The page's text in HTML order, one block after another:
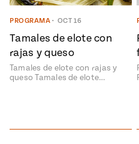
Postres
Clásicos
Mexicanos
PROGRAMA • OCT 16
Tamales de elote con
rajas y queso
Tamales de elote con rajas y
queso Tamales de elote…